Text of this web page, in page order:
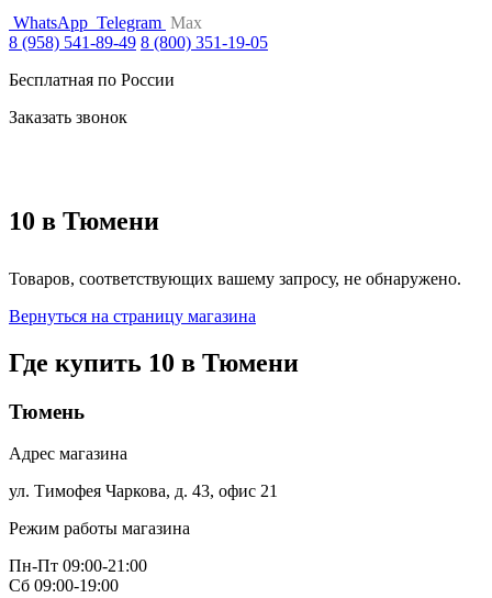
WhatsApp Telegram Max
8 (958) 541-89-49 8 (800) 351-19-05
Бесплатная по России
Заказать звонок
10 в Тюмени
Товаров, соответствующих вашему запросу, не обнаружено.
Вернуться на страницу магазина
Где купить 10 в Тюмени
Тюмень
Адрес магазина
ул. Тимофея Чаркова, д. 43, офис 21
Режим работы магазина
Пн-Пт 09:00-21:00
Сб 09:00-19:00